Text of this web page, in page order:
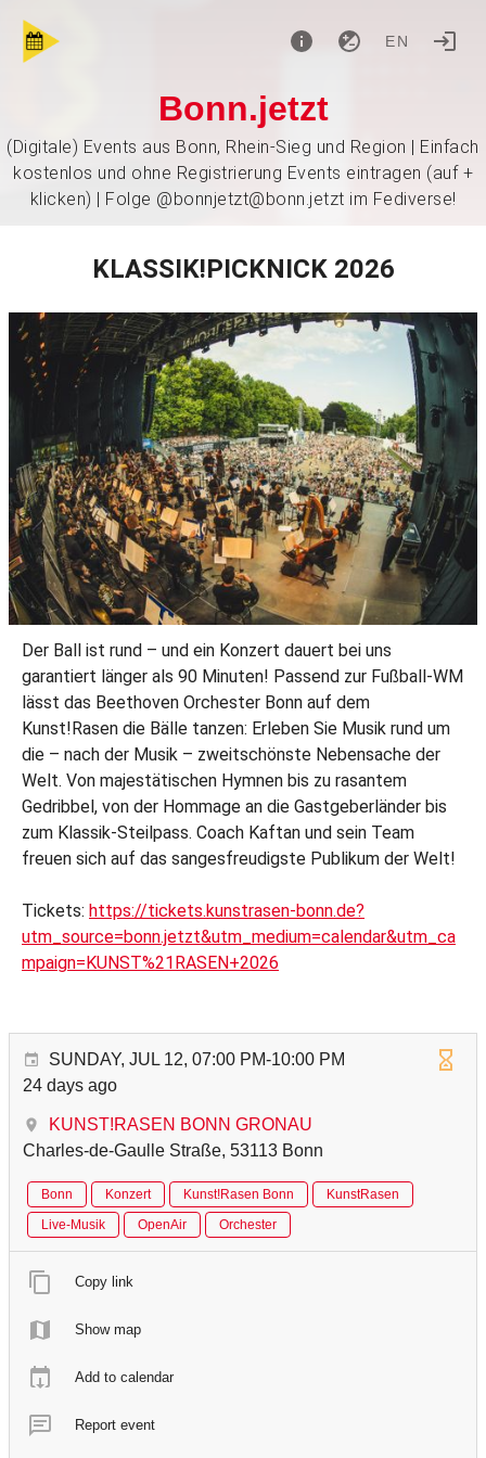
EN
Bonn.jetzt
(Digitale) Events aus Bonn, Rhein-Sieg und Region | Einfach
kostenlos und ohne Registrierung Events eintragen (auf +
klicken) | Folge @bonnjetzt@bonn.jetzt im Fediverse!
KLASSIK!PICKNICK 2026
Der Ball ist rund – und ein Konzert dauert bei uns
garantiert länger als 90 Minuten! Passend zur Fußball-WM
lässt das Beethoven Orchester Bonn auf dem
Kunst!Rasen die Bälle tanzen: Erleben Sie Musik rund um
die – nach der Musik – zweitschönste Nebensache der
Welt. Von majestätischen Hymnen bis zu rasantem
Gedribbel, von der Hommage an die Gastgeberländer bis
zum Klassik-Steilpass. Coach Kaftan und sein Team
freuen sich auf das sangesfreudigste Publikum der Welt!
Tickets: https://tickets.kunstrasen-bonn.de?
utm_source=bonn.jetzt&utm_medium=calendar&utm_ca
mpaign=KUNST%21RASEN+2026
SUNDAY, JUL 12, 07:00 PM-10:00 PM
24 days ago
KUNST!RASEN BONN GRONAU
Charles-de-Gaulle Straße, 53113 Bonn
Bonn Konzert Kunst!Rasen Bonn
KunstRasen
Live-Musik
OpenAir Orchester
Copy link
Show map
Add to calendar
Report event